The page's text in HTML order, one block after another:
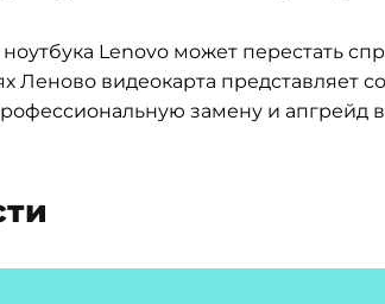
Lenovo может перестать
Леново видеокарта представляет
замену и апгрейд